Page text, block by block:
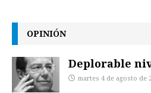
OPINIÓN
Deplorable
martes 4 de agosto de